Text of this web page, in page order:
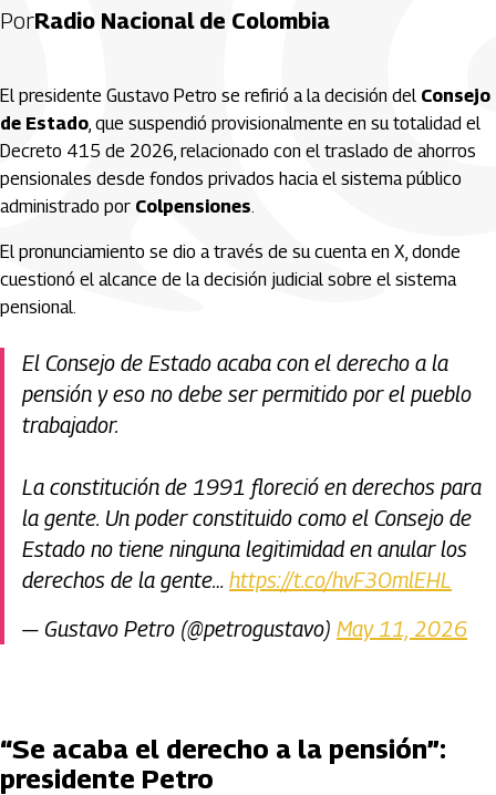
PorRadio Nacional de Colombia
El presidente Gustavo Petro se refirió a la decisión del Consejo
de Estado, que suspendió provisionalmente en su totalidad el
Decreto 415 de 2026, relacionado con el traslado de ahorros
pensionales desde fondos privados hacia el sistema público
administrado por Colpensiones.
El pronunciamiento se dio a través de su cuenta en X, donde
cuestionó el alcance de la decisión judicial sobre el sistema
pensional.
El Consejo de Estado acaba con el derecho a la
pensión y eso no debe ser permitido por el pueblo
trabajador.
La constitución de 1991 floreció en derechos para
la gente. Un poder constituido como el Consejo de
Estado no tiene ninguna legitimidad en anular los
derechos de la gente… https://t.co/hvF3OmlEHL
— Gustavo Petro (@petrogustavo) May 11, 2026
“Se acaba el derecho a la pensión”:
presidente Petro